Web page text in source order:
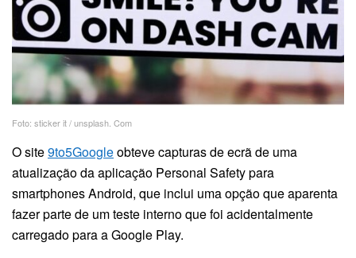
Foto: sticker it / unsplash. Com
O site9to5Googleobteve capturas de ecrã de uma
atualização da aplicação Personal Safety para
smartphones Android, que inclui uma opção que aparenta
fazer parte de um teste interno que foi acidentalmente
carregado para a Google Play.